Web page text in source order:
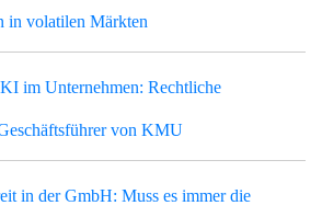
in volatilen Märkten
im Unternehmen: Rechtliche
von KMU
in der GmbH: Muss es immer die